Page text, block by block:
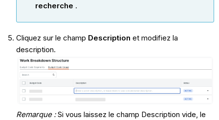
recherche .
Cliquez sur le champ Description et modifiez la
description.
Remarque :Si vous laissez le champ Description vide, le